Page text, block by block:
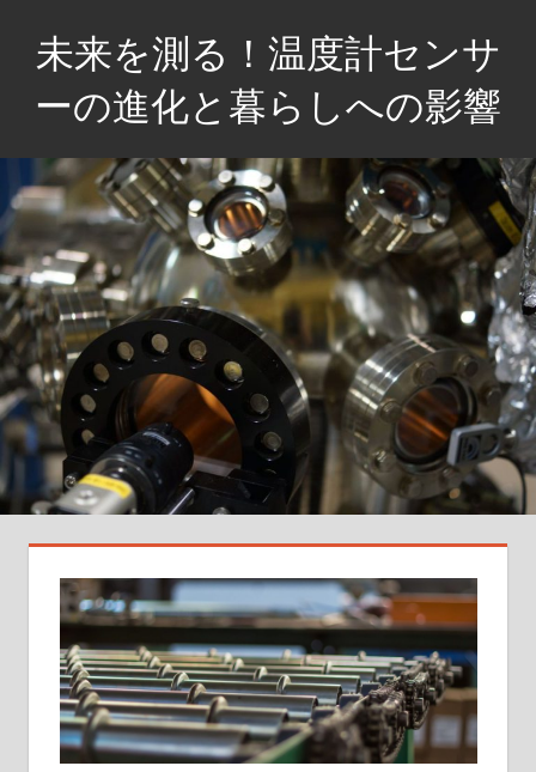
ツ
へ
ス
キ
ッ
プ
未来を測る！温度計センサ
ーの進化と暮らしへの影響
次
世
代
の
生
活
を
支
え
る、
革
新